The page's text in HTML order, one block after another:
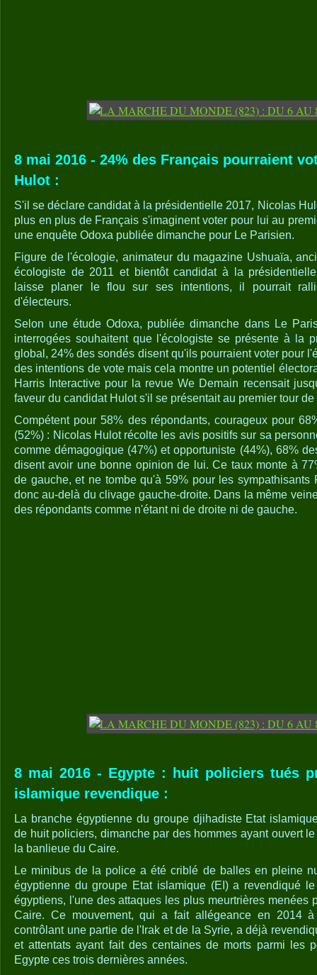
8 mai 2016 - 24% des Français pourraient
Hulot :
S'il se déclare candidat à la présidentielle 2017, Nicolas
plus en plus de Français s'imaginent voter pour lui au
une enquête Odoxa publiée dimanche pour Le Parisien.
Figure de l'écologie, animateur du magazine Ushuaïa,
écologiste de 2011 et bientôt candidat à la
laisse planer le flou sur ses intentions, il pourrait
d'électeurs.
Selon une étude Odoxa, publiée dimanche dans Le
interrogées souhaitent que l'écologiste se présente à la
global, 24% des sondés disent qu'ils pourraient voter pour
des intentions de vote mais cela montre un potentiel
Harris Interactive pour la revue We Demain recensait
faveur du candidat Hulot s'il se présentait au premier tour
Compétent pour 58% des répondants, courageux pour
(52%) : Nicolas Hulot récolte les avis positifs sur sa
comme démagogique (47%) et opportuniste (44%), 68%
disent avoir une bonne opinion de lui. Ce taux monte à
de gauche, et ne tombe qu'à 59% pour les sympathisants
donc au-delà du clivage gauche-droite. Dans la même
des répondants comme n'étant ni de droite ni de gauche.
8 mai 2016 - Egypte : huit policiers tués
islamique revendique :
La branche égyptienne du groupe djihadiste Etat
de huit policiers, dimanche par des hommes ayant ouvert
la banlieue du Caire.
Le minibus de la police a été criblé de balles en pleine
égyptienne du groupe Etat islamique (EI) a revendiqué
égyptiens, l'une des attaques les plus meurtrières menées
Caire. Ce mouvement, qui a fait allégeance en 2014 à
contrôlant une partie de l'Irak et de la Syrie, a déjà
et attentats ayant fait des centaines de morts parmi les
Egypte ces trois dernières années.